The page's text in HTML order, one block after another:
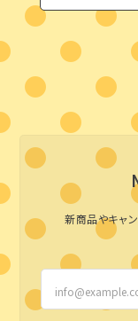
新商品やキャ